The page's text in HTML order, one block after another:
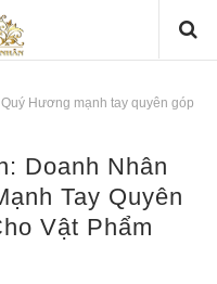
Hương mạnh tay quyên góp
Doanh Nhân
Tay Quyên
Vật Phẩm